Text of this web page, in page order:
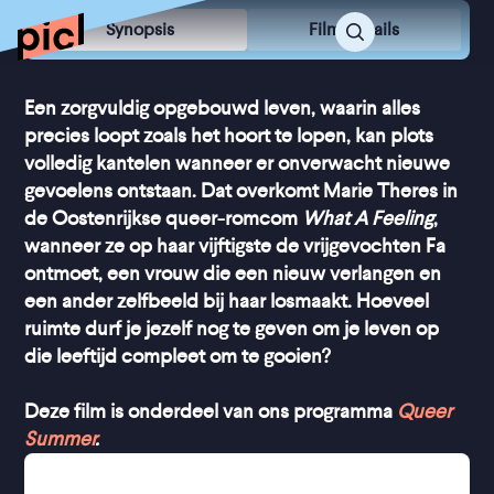
Synopsis Film Details
Een zorgvuldig opgebouwd leven, waarin alles
precies loopt zoals het hoort te lopen, kan plots
volledig kantelen wanneer er onverwacht nieuwe
gevoelens ontstaan. Dat overkomt Marie Theres in
de Oostenrijkse queer-romcom What A Feeling,
wanneer ze op haar vijftigste de vrijgevochten Fa
ontmoet, een vrouw die een nieuw verlangen en
een ander zelfbeeld bij haar losmaakt. Hoeveel
ruimte durf je jezelf nog te geven om je leven op
die leeftijd compleet om te gooien?
Deze film is onderdeel van ons programma Queer
Summer.
Het is huisje-boompje-beestje voor Marie Theres: